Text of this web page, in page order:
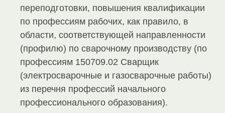
переподготовки, повышения квалификации
по профессиям рабочих, как правило, в
области, соответствующей направленности
(профилю) по сварочному производству (по
профессиям 150709.02 Сварщик
(электросварочные и газосварочные работы)
из перечня профессий начального
профессионального образования).